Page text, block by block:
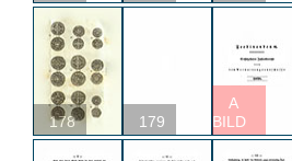
178 179
A
BILD